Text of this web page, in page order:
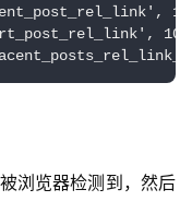
浏览器检测到，然后